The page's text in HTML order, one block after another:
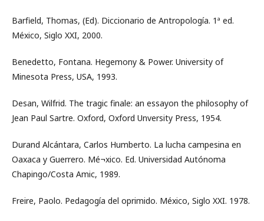
Barfield, Thomas, (Ed). Diccionario de Antropología. 1ª ed.
México, Siglo XXI, 2000.
Benedetto, Fontana. Hegemony & Power. University of
Minesota Press, USA, 1993.
Desan, Wilfrid. The tragic finale: an essayon the philosophy of
Jean Paul Sartre. Oxford, Oxford Unversity Press, 1954.
Durand Alcántara, Carlos Humberto. La lucha campesina en
Oaxaca y Guerrero. Mé¬xico. Ed. Universidad Autónoma
Chapingo/Costa Amic, 1989.
Freire, Paolo. Pedagogía del oprimido. México, Siglo XXI. 1978.